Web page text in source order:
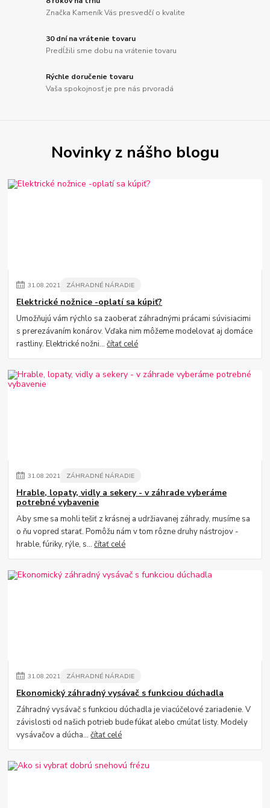
Značka Kameník Vás presvedčí o kvalite
30 dní na vrátenie tovaru
Predĺžili sme dobu na vrátenie tovaru
Rýchle doručenie tovaru
Vaša spokojnosť je pre nás prvoradá
Novinky z nášho blogu
31.08.2021 ZÁHRADNÉ NÁRADIE
Elektrické nožnice -oplatí sa kúpiť?
Umožňujú vám rýchlo sa zaoberať záhradnými prácami súvisiacimi
s prerezávaním konárov. Vďaka nim môžeme modelovať aj domáce
rastliny. Elektrické nožni...čítať celé
31.08.2021 ZÁHRADNÉ NÁRADIE
Hrable, lopaty, vidly a sekery - v záhrade vyberáme
potrebné vybavenie
Aby sme sa mohli tešiť z krásnej a udržiavanej záhrady, musíme sa
o ňu vopred starať. Pomôžu nám v tom rôzne druhy nástrojov -
hrable, fúriky, rýle, s...čítať celé
31.08.2021 ZÁHRADNÉ NÁRADIE
Ekonomický záhradný vysávač s funkciou dúchadla
Záhradný vysávač s funkciou dúchadla je viacúčelové zariadenie. V
závislosti od našich potrieb bude fúkať alebo cmúľať listy. Modely
vysávačov a dúcha...čítať celé